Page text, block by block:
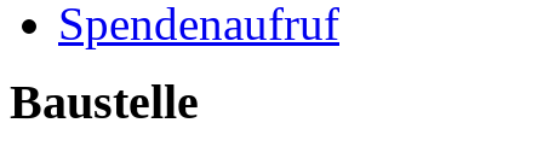
Spendenaufruf
Baustelle